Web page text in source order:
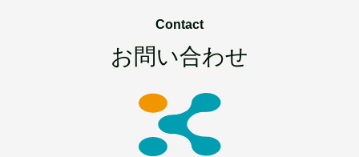
Contact
お問い合わせ